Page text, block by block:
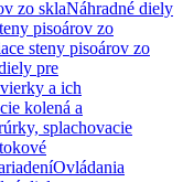
zo sklaNáhradné diely
pisoárov zo
steny pisoárov zo
pre
a ich
kolená a
splachovacie
Ovládania